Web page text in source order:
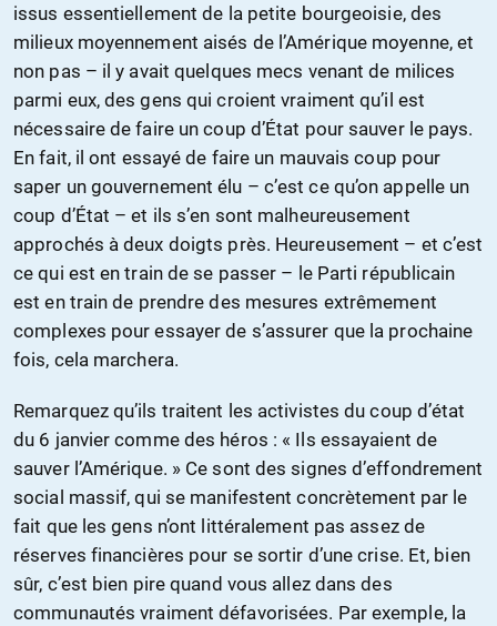
issus essentiellement de la petite bourgeoisie, des
milieux moyennement aisés de l’Amérique moyenne, et
non pas – il y avait quelques mecs venant de milices
parmi eux, des gens qui croient vraiment qu’il est
nécessaire de faire un coup d’État pour sauver le pays.
En fait, il ont essayé de faire un mauvais coup pour
saper un gouvernement élu – c’est ce qu’on appelle un
coup d’État – et ils s’en sont malheureusement
approchés à deux doigts près. Heureusement – et c’est
ce qui est en train de se passer – le Parti républicain
est en train de prendre des mesures extrêmement
complexes pour essayer de s’assurer que la prochaine
fois, cela marchera.
Remarquez qu’ils traitent les activistes du coup d’état
du 6 janvier comme des héros : « Ils essayaient de
sauver l’Amérique. » Ce sont des signes d’effondrement
social massif, qui se manifestent concrètement par le
fait que les gens n’ont littéralement pas assez de
réserves financières pour se sortir d’une crise. Et, bien
sûr, c’est bien pire quand vous allez dans des
communautés vraiment défavorisées. Par exemple, la